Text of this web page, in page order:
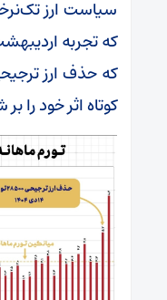
سیاست ارز
که حذف ارز
کوتاه اثر خود را